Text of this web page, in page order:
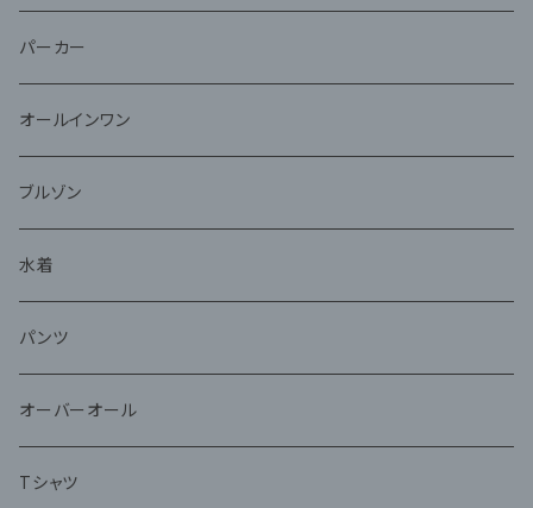
パーカー
オールインワン
ブルゾン
水着
パンツ
オーバーオール
Tシャツ